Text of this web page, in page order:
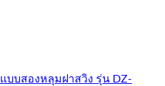
บสองหลุมฝาสวิง รุ่น DZ-